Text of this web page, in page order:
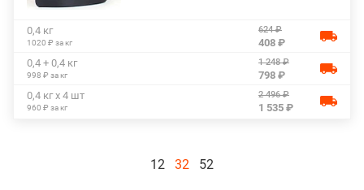
0,4 кг
1020 ₽ за кг
624 ₽
408 ₽
0,4 + 0,4 кг
998 ₽ за кг
1 248 ₽
798 ₽
0,4 кг х 4 шт
960 ₽ за кг
2 496 ₽
1 535 ₽
12 32 52